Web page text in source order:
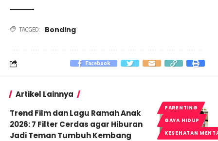
TAGGED: Bonding
Facebook
Artikel Lainnya
PARENTING
GAYA HIDUP
KESEHATAN
Trend Film dan Lagu Ramah Anak
2026: 7 Filter Cerdas agar Hiburan
Jadi Teman Tumbuh Kembang